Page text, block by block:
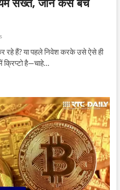
रहे हैं? या पहले निवेश करके उसे ऐसे ही
क्रिप्टो है—चाहे…